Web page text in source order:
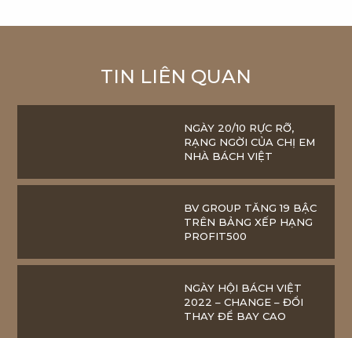
TIN LIÊN QUAN
NGÀY 20/10 RỰC RỠ,
RẠNG NGỜI CỦA CHỊ EM
NHÀ BÁCH VIỆT
BV GROUP TĂNG 19 BẬC
TRÊN BẢNG XẾP HẠNG
PROFIT500
NGÀY HỘI BÁCH VIỆT
2022 – CHANGE – ĐỔI
THAY ĐỂ BAY CAO